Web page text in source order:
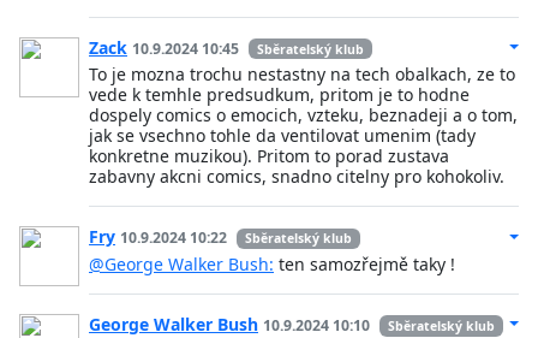
Zack 10.9.2024 10:45 Sběratelský klub
To je mozna trochu nestastny na tech obalkach, ze to
vede k temhle predsudkum, pritom je to hodne
dospely comics o emocich, vzteku, beznadeji a o tom,
jak se vsechno tohle da ventilovat umenim (tady
konkretne muzikou). Pritom to porad zustava
zabavny akcni comics, snadno citelny pro kohokoliv.
Fry 10.9.2024 10:22 Sběratelský klub
@George Walker Bush: ten samozřejmě taky !
George Walker Bush 10.9.2024 10:10 Sběratelský klub